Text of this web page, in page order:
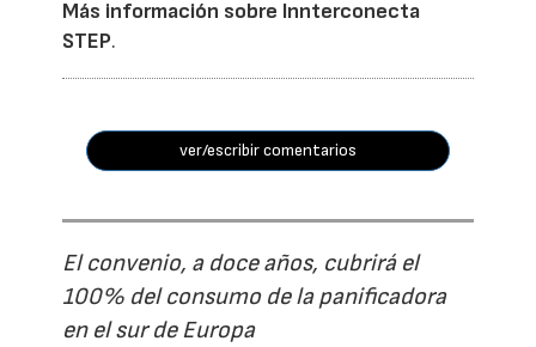
Más información sobre Innterconecta
STEP.
ver/escribir comentarios
El convenio, a doce años, cubrirá el
100% del consumo de la panificadora
en el sur de Europa